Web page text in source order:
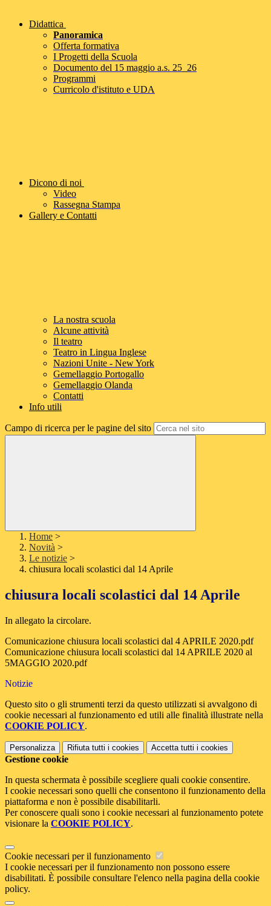
Didattica
Panoramica
Offerta formativa
I Progetti della Scuola
Documento del 15 maggio a.s. 25_26
Programmi
Curricolo d'istituto e UDA
Dicono di noi
Video
Rassegna Stampa
Gallery e Contatti
La nostra scuola
Alcune attività
Il teatro
Teatro in Lingua Inglese
Nazioni Unite - New York
Gemellaggio Portogallo
Gemellaggio Olanda
Contatti
Info utili
Campo di ricerca per le pagine del sito
Home >
Novità >
Le notizie >
chiusura locali scolastici dal 14 Aprile
chiusura locali scolastici dal 14 Aprile
In allegato la circolare.
Comunicazione chiusura locali scolastici dal 4 APRILE 2020.pdf
Comunicazione chiusura locali scolastici dal 14 APRILE 2020 al
5MAGGIO 2020.pdf
Notizie
Questo sito o gli strumenti terzi da questo utilizzati si avvalgono di
cookie necessari al funzionamento ed utili alle finalità illustrate nella
COOKIE POLICY.
Personalizza Rifiuta tutti i cookies Accetta tutti i cookies
Gestione cookie
In questa schermata è possibile scegliere quali cookie consentire.
I cookie necessari sono quelli che consentono il funzionamento della
piattaforma e non è possibile disabilitarli.
Per conoscere quali sono i cookie necessari al funzionamento potete
visionare la COOKIE POLICY.
Cookie necessari per il funzionamento
I cookie necessari per il funzionamento non possono essere
disabilitati. È possibile consultare l'elenco nella pagina della cookie
policy.